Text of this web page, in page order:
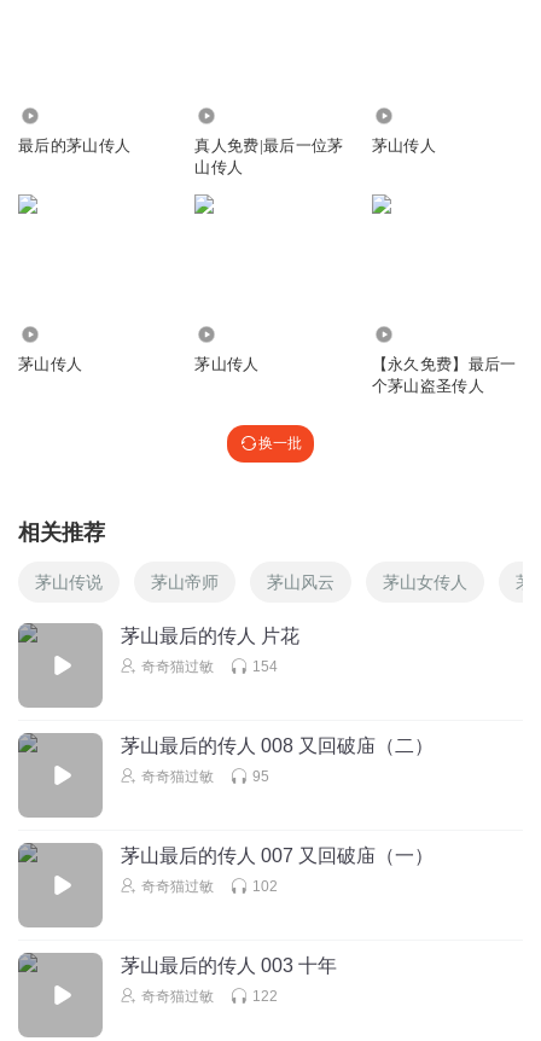
最后的茅山传人
真人免费|最后一位茅
山传人
茅山传人
茅山传人 茅山传人
【永久免费】最后一
个茅山盗圣传人
换一批
相关推荐
茅山传说 茅山帝师 茅山风云 茅山女传人 茅
茅山最后的传人 片花
奇奇猫过敏 154
茅山最后的传人 008 又回破庙（二）
奇奇猫过敏 95
茅山最后的传人 007 又回破庙（一）
奇奇猫过敏 102
茅山最后的传人 003 十年
奇奇猫过敏 122